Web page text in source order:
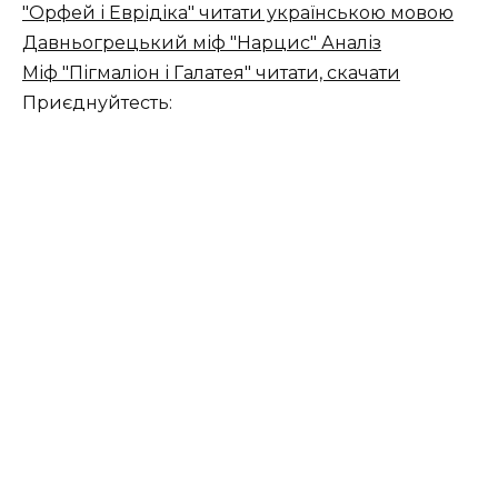
"Орфей і Еврідіка" читати українською мовою
Давньогрецький міф "Нарцис" Аналіз
Міф "Пігмаліон і Галатея" читати, скачати
Приєднуйтесть: